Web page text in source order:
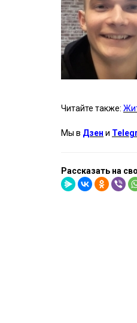
Читайте также:
Мы в Дзен и
Рассказать на